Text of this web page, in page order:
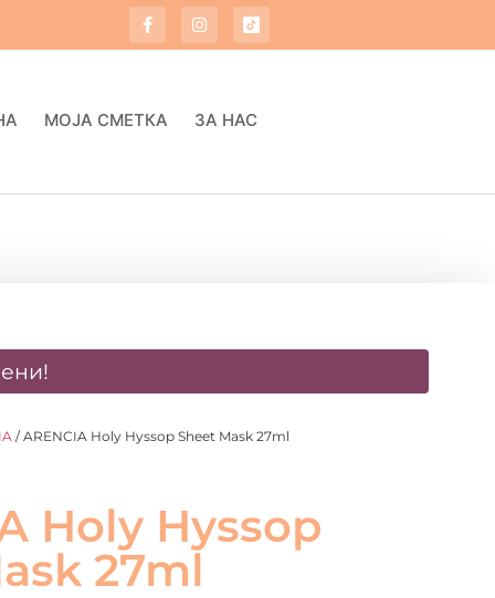
МОЈА СМЕТКА ЗА НАС
/ ARENCIA Holy Hyssop Sheet Mask 27ml
Holy Hyssop
27ml